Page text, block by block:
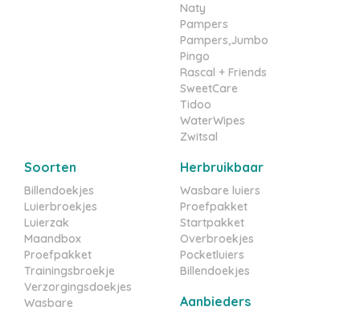
Naty
Pampers
Pampers,Jumbo
Pingo
Rascal + Friends
SweetCare
Tidoo
WaterWipes
Zwitsal
Soorten
Billendoekjes
Luierbroekjes
Luierzak
Maandbox
Proefpakket
Trainingsbroekje
Verzorgingsdoekjes
Wasbare
Herbruikbaar
Wasbare luiers
Proefpakket
Startpakket
Overbroekjes
Pocketluiers
Billendoekjes
Aanbieders